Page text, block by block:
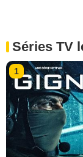
Séries TV
1